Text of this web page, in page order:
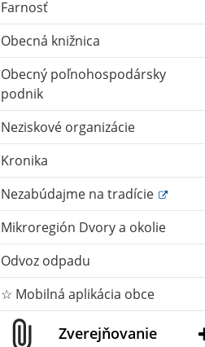
Farnosť
Obecná knižnica
Obecný poľnohospodársky
podnik
Neziskové organizácie
Kronika
Nezabúdajme na tradície
Mikroregión Dvory a okolie
Odvoz odpadu
☆ Mobilná aplikácia obce
Zverejňovanie